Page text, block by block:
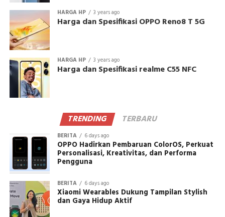
HARGA HP 3 years ago
Harga dan Spesifikasi OPPO Reno8 T 5G
HARGA HP 3 years ago
Harga dan Spesifikasi realme C55 NFC
TRENDING TERBARU
BERITA 6 days ago
OPPO Hadirkan Pembaruan ColorOS, Perkuat
Personalisasi, Kreativitas, dan Performa
Pengguna
BERITA 6 days ago
Xiaomi Wearables Dukung Tampilan Stylish
dan Gaya Hidup Aktif